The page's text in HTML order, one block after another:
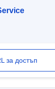
за достъп